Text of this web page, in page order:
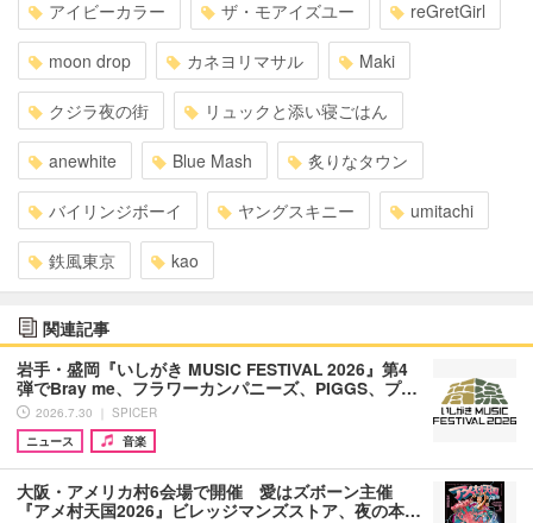
アイビーカラー ザ・モアイズユー reGretGirl
moon drop カネヨリマサル Maki
クジラ夜の街 リュックと添い寝ごはん
anewhite Blue Mash 炙りなタウン
バイリンジボーイ ヤングスキニー umitachi
鉄風東京 kao
関連記事
岩手・盛岡『いしがき MUSIC FESTIVAL 2026』第4
弾でBray me、フラワーカンパニーズ、PIGGS、プ…
2026.7.30 ｜ SPICER
ニュース
音楽
大阪・アメリカ村6会場で開催 愛はズボーン主催
『アメ村天国2026』ビレッジマンズストア、夜の本…